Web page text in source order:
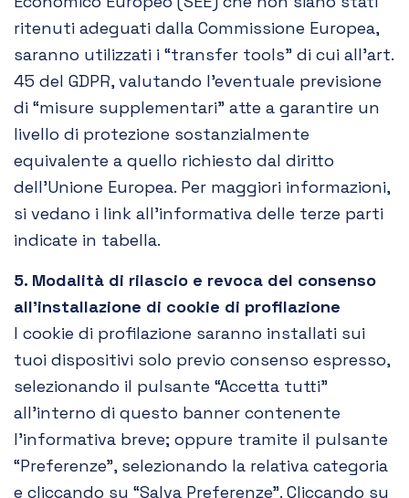
ritenuti adeguati dalla Commissione Europea,
saranno utilizzati i “transfer tools” di cui all’art.
45 del GDPR, valutando l’eventuale previsione
di “misure supplementari” atte a garantire un
livello di protezione sostanzialmente
equivalente a quello richiesto dal diritto
dell’Unione Europea. Per maggiori informazioni,
si vedano i link all’informativa delle terze parti
indicate in tabella.
5. Modalità di rilascio e revoca del consenso
all’installazione di cookie di profilazione
I cookie di profilazione saranno installati sui
tuoi dispositivi solo previo consenso espresso,
selezionando il pulsante “Accetta tutti”
all’interno di questo banner contenente
l’informativa breve; oppure tramite il pulsante
“Preferenze”, selezionando la relativa categoria
e cliccando su “Salva Preferenze”. Cliccando su